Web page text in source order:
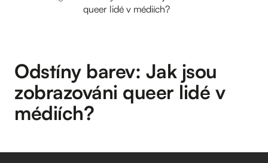
queer lidé v médiích?
Odstíny barev: Jak jsou
zobrazováni queer lidé v
médiích?